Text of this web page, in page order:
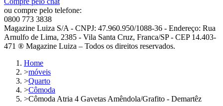
ou compre pelo telefone:
0800 773 3838
Magazine Luiza S/A - CNPJ: 47.960.950/1088-36 - Endereço: Rua
Arnulfo de Lima, 2385 - Vila Santa Cruz, Franca/SP - CEP 14.403-
471 ® Magazine Luiza – Todos os direitos reservados.
Home
>móveis
>Quarto
>Cômoda
>Cômoda Atria 4 Gavetas Amêndola/Grafito - Demartêz